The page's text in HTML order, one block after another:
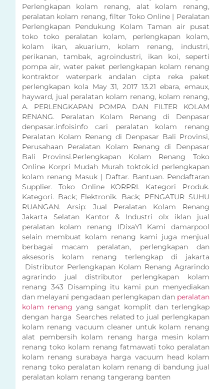
Perlengkapan kolam renang, alat kolam renang,
peralatan kolam renang, filter Toko Online | Peralatan
Perlengkapan Pendukung Kolam Taman air pusat
toko toko peralatan kolam, perlengkapan kolam,
kolam ikan, akuarium, kolam renang, industri,
perikanan, tambak, agroindustri, ikan koi, seperti
pompa air, water paket perlengkapan kolam renang
kontraktor waterpark andalan cipta reka paket
perlengkapan kola May 31, 2017 13.21 ebara, emaux,
hayward, jual peralatan kolam renang, kolam renang,
A. PERLENGKAPAN POMPA DAN FILTER KOLAM
RENANG. Peralatan Kolam Renang di Denpasar
denpasar.infoisinfo cari peralatan kolam renang
Peralatan Kolam Renang di Denpasar Bali Provinsi,
Perusahaan Peralatan Kolam Renang di Denpasar
Bali Provinsi.Perlengkapan Kolam Renang Toko
Online Korpri Mudah Murah toktok.id perlengkapan
kolam renang Masuk | Daftar. Bantuan. Pendaftaran
Supplier. Toko Online KORPRI. Kategori Produk.
Kategori. Back; Elektronik. Back; PENGATUR SUHU
RUANGAN. Arsip: Jual Peralatan Kolam Renang
Jakarta Selatan Kantor & Industri olx iklan jual
peralatan kolam renang IDixaY1 Kami damarpool
selain membuat kolam renang kami juga menjual
berbagai macam peralatan, perlengkapan dan
aksesoris kolam renang terlengkap di jakarta
Distributor Perlengkapan Kolam Renang Agrarindo
agrarindo jual distributor perlengkapan kolam
renang 343 Disamping itu kami pun menyediakan
dan melayani pengadaan perlengkapan dan peralatan
kolam renang yang sangat komplit dan terlengkap
dengan harga Searches related to jual perlengkapan
kolam renang vacuum cleaner untuk kolam renang
alat pembersih kolam renang harga mesin kolam
renang toko kolam renang fatmawati toko peralatan
kolam renang surabaya harga vacuum head kolam
renang toko peralatan kolam renang di bandung jual
peralatan kolam renang tangerang banten